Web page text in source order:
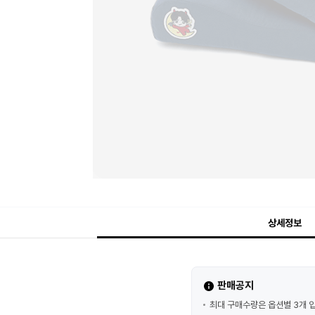
상세정보
판매공지
최대 구매수량은 옵션별 3개